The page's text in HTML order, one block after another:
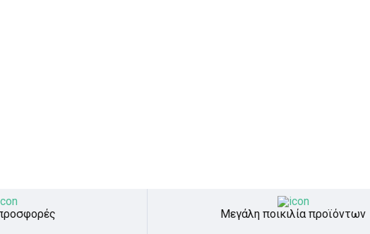
Μεγάλη ποικιλία προϊόντων